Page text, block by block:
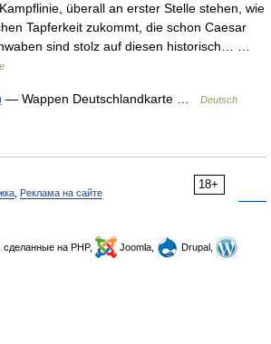
überall an erster Stelle stehen, wie
Tapferkeit zukommt, die schon Caesar
sind stolz auf diesen historisch… …
— Wappen Deutschlandkarte …
Deutsch
18+
Реклама на сайте
, сделанные на PHP, Joomla,
Drupal,